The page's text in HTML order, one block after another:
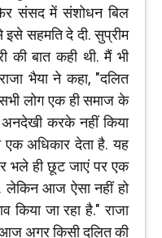
संसद में संशोधन बिल
सहमति दे दी. सुप्रीम
की बात कही थी. मैं भी
भैया ने कहा, "दलित
लोग एक ही समाज के
अनदेखी करके नहीं किया
एक अधिकार देता है. यह
भले ही छूट जाएं पर एक
लेकिन आज ऐसा नहीं हो
किया जा रहा है." राजा
आज अगर किसी दलित की